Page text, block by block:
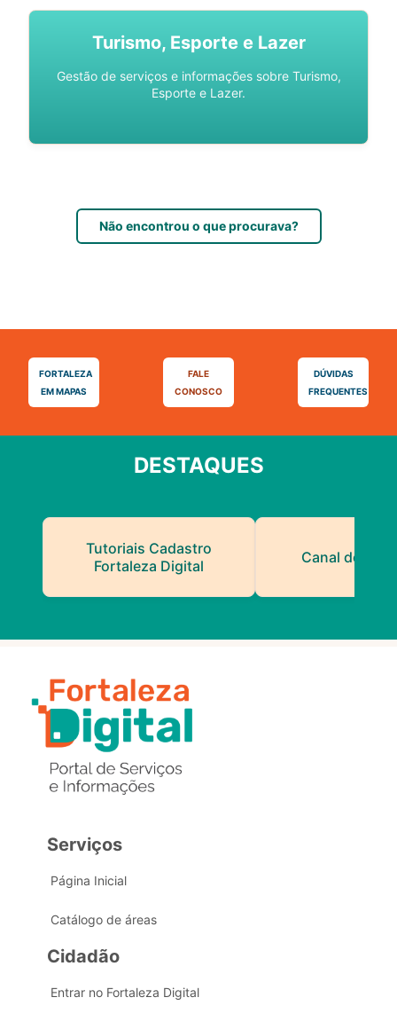
Turismo, Esporte e Lazer
Gestão de serviços e informações sobre Turismo,
Esporte e Lazer.
Não encontrou o que procurava?
FORTALEZA
EM MAPAS
FALE
CONOSCO
DÚVIDAS
FREQUENTES
DESTAQUES
Tutoriais Cadastro
Fortaleza Digital
Canal do
Serviços
Página Inicial
Catálogo de áreas
Cidadão
Entrar no Fortaleza Digital